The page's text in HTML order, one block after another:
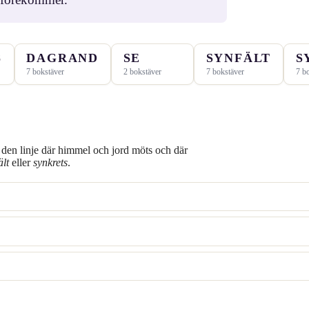
DAGRAND
7 bokstäver
SE
2 bokstäver
SYNFÄLT
7 bokstäver 7
linje där himmel och jord möts och där
ellersynkrets.